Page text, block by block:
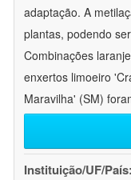
adaptação. A
plantas, podendo
Combinações
enxertos limoeiro
Maravilha' (SM)
Instituição/UF/País: